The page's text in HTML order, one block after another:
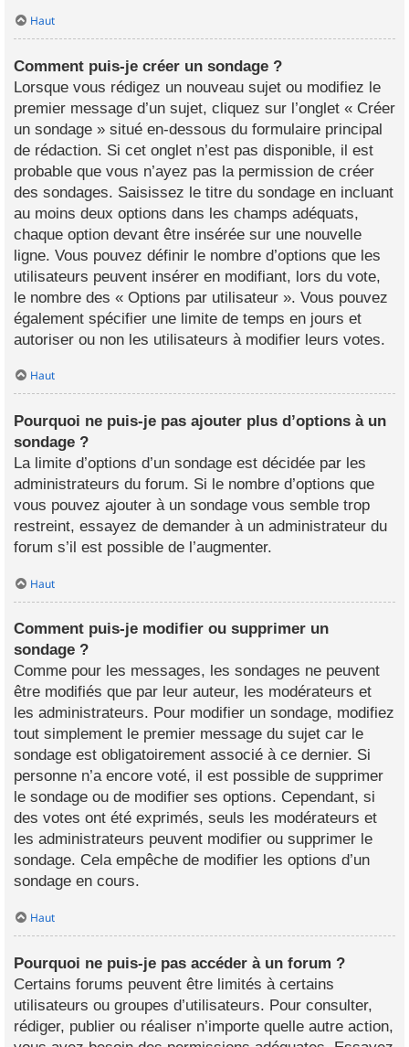
Haut
Comment puis-je créer un sondage ?
Lorsque vous rédigez un nouveau sujet ou modifiez le
premier message d’un sujet, cliquez sur l’onglet « Créer
un sondage » situé en-dessous du formulaire principal
de rédaction. Si cet onglet n’est pas disponible, il est
probable que vous n’ayez pas la permission de créer
des sondages. Saisissez le titre du sondage en incluant
au moins deux options dans les champs adéquats,
chaque option devant être insérée sur une nouvelle
ligne. Vous pouvez définir le nombre d’options que les
utilisateurs peuvent insérer en modifiant, lors du vote,
le nombre des « Options par utilisateur ». Vous pouvez
également spécifier une limite de temps en jours et
autoriser ou non les utilisateurs à modifier leurs votes.
Haut
Pourquoi ne puis-je pas ajouter plus d’options à un
sondage ?
La limite d’options d’un sondage est décidée par les
administrateurs du forum. Si le nombre d’options que
vous pouvez ajouter à un sondage vous semble trop
restreint, essayez de demander à un administrateur du
forum s’il est possible de l’augmenter.
Haut
Comment puis-je modifier ou supprimer un
sondage ?
Comme pour les messages, les sondages ne peuvent
être modifiés que par leur auteur, les modérateurs et
les administrateurs. Pour modifier un sondage, modifiez
tout simplement le premier message du sujet car le
sondage est obligatoirement associé à ce dernier. Si
personne n’a encore voté, il est possible de supprimer
le sondage ou de modifier ses options. Cependant, si
des votes ont été exprimés, seuls les modérateurs et
les administrateurs peuvent modifier ou supprimer le
sondage. Cela empêche de modifier les options d’un
sondage en cours.
Haut
Pourquoi ne puis-je pas accéder à un forum ?
Certains forums peuvent être limités à certains
utilisateurs ou groupes d’utilisateurs. Pour consulter,
rédiger, publier ou réaliser n’importe quelle autre action,